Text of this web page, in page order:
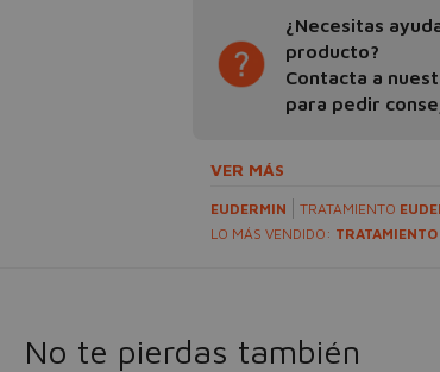
¿Necesitas
producto?
Contacta a
para pedir
VER MÁS
EUDERMIN TRATAMIENTO
LO MÁS VENDIDO: TRATAMIENTO
No te pierdas también